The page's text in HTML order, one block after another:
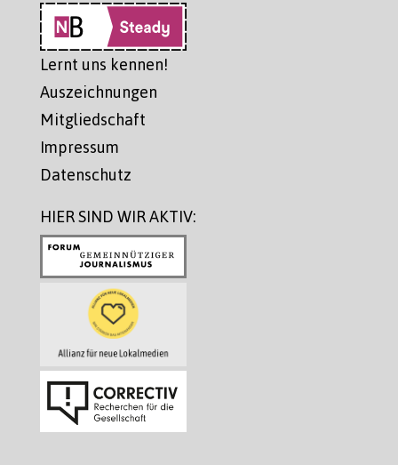
Lernt uns kennen!
Auszeichnungen
Mitgliedschaft
Impressum
Datenschutz
HIER SIND WIR AKTIV: